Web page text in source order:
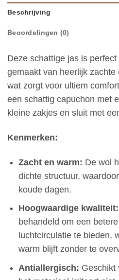
Beschrijving
Beoordelingen (0)
Deze schattige jas is
gemaakt van heerlijk
wat zorgt voor ultiem
een schattig capuchon met
kleine zakjes en sluit met
Kenmerken:
Zacht en warm: De wol
dichte structuur,
koude dagen.
Hoogwaardige kwaliteit:
behandeld om een
luchtcirculatie te bieden,
warm blijft zonder te
Antiallergisch: Geschikt